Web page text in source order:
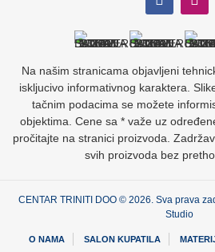
Na našim stranicama objavljeni
iskljucivo informativnog karaktera.
tačnim podacima se možete
objektima. Cene sa * važe uz
pročitajte na stranici proizvoda.
svih proizvoda bez
CENTAR TRINITI DOO © 2026. Sva prava
Studio
O NAMA SALON KUPATILA